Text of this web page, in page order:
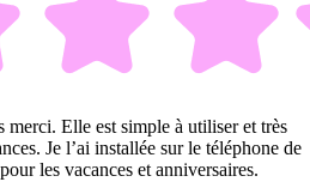
merci. Elle est simple à utiliser et très
Je l’ai installée sur le téléphone de
les vacances et anniversaires.